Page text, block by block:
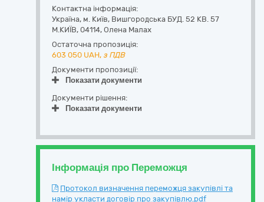
Контактна інформація:
Україна, м. Київ, Вишгородська БУД. 52 КВ. 57
М.КИЇВ, 04114, Олена Малах
Остаточна пропозиція:
603 050 UAH, з ПДВ
Документи пропозиції:
Показати документи
Документи рішення:
Показати документи
Інформація про Переможця
Протокол визначення переможця закупівлі та
намір укласти договір про закупівлю.pdf